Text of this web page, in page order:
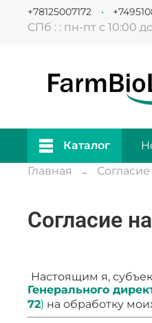
СПб : : пн-пт с 10:00
+78125007172
Каталог
Главная
Согласие
Настоящим я,
Генерального
72) на обработку